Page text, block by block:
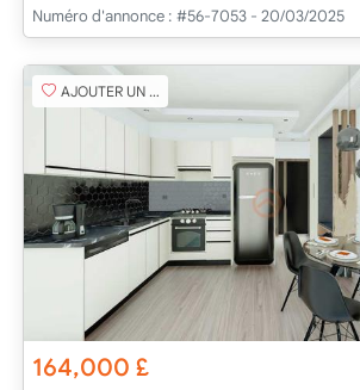
Numéro d'annonce : #56-7053 - 20/03/2025
AJOUTER UN FAVORI
164,000£